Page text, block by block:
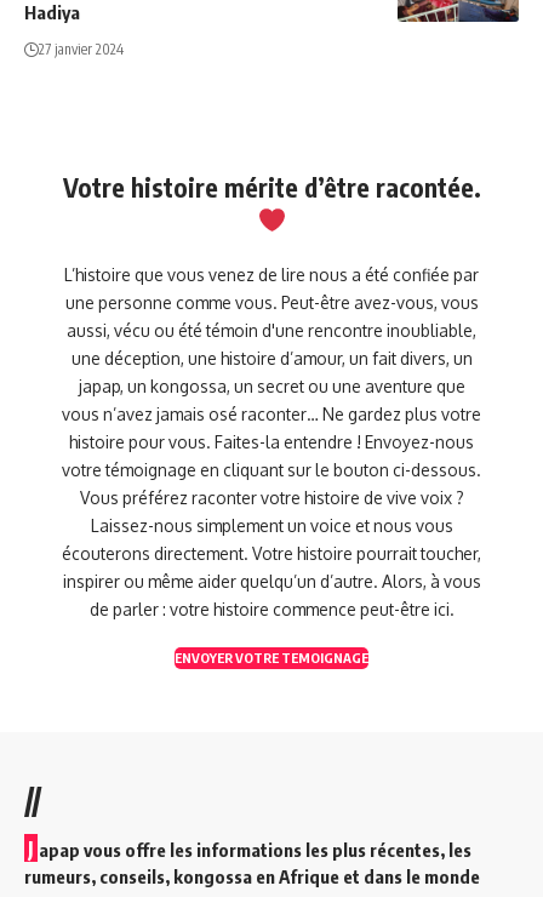
Hadiya
27 janvier 2024
Votre histoire mérite d’être racontée.
L’histoire que vous venez de lire nous a été confiée par
une personne comme vous. Peut-être avez-vous, vous
aussi, vécu ou été témoin d'une rencontre inoubliable,
une déception, une histoire d’amour, un fait divers, un
japap, un kongossa, un secret ou une aventure que
vous n’avez jamais osé raconter… Ne gardez plus votre
histoire pour vous. Faites-la entendre ! Envoyez-nous
votre témoignage en cliquant sur le bouton ci-dessous.
Vous préférez raconter votre histoire de vive voix ?
Laissez-nous simplement un voice et nous vous
écouterons directement. Votre histoire pourrait toucher,
inspirer ou même aider quelqu’un d’autre. Alors, à vous
de parler : votre histoire commence peut-être ici.
ENVOYER VOTRE TEMOIGNAGE
//
J apap vous offre les informations les plus récentes, les
rumeurs, conseils, kongossa en Afrique et dans le monde